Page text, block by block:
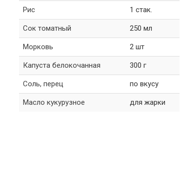
Рис 1 стак.
Сок томатный 250 мл
Морковь 2 шт
Капуста белокочанная 300 г
Соль, перец по вкусу
Масло кукурузное для жарки